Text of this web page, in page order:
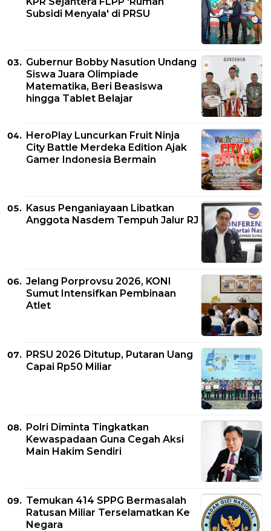
Subsidi Menyala' di PRSU
Gubernur Bobby Nasution Undang
Siswa Juara Olimpiade
Matematika, Beri Beasiswa
hingga Tablet Belajar
HeroPlay Luncurkan Fruit Ninja
City Battle Merdeka Edition Ajak
Gamer Indonesia Bermain
Kasus Penganiayaan Libatkan
Anggota Nasdem Tempuh Jalur RJ
Jelang Porprovsu 2026, KONI
Sumut Intensifkan Pembinaan
Atlet
PRSU 2026 Ditutup, Putaran Uang
Capai Rp50 Miliar
Polri Diminta Tingkatkan
Kewaspadaan Guna Cegah Aksi
Main Hakim Sendiri
Temukan 414 SPPG Bermasalah
Ratusan Miliar Terselamatkan Ke
Negara